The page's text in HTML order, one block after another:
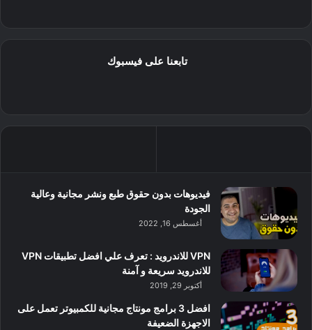
تابعنا على فيسبوك
فيديوهات بدون حقوق طبع ونشر مجانية وعالية
الجودة
أغسطس 16, 2022
VPN للاندرويد : تعرف علي افضل تطبيقات VPN
للاندرويد سريعة و آمنة
أكتوبر 29, 2019
افضل 3 برامج مونتاج مجانية للكمبيوتر تعمل على
الاجهزة الضعيفة